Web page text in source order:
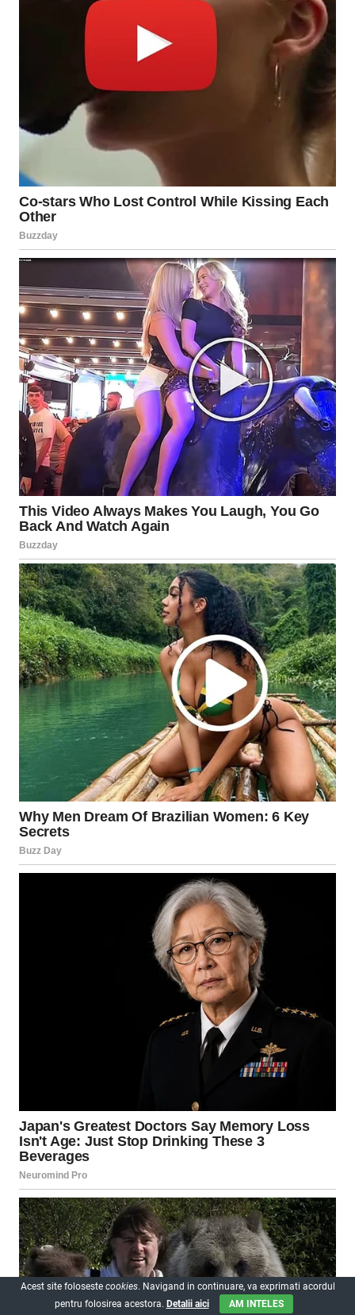
Acest site foloseste cookies. Navigand in continuare, va exprimati acordul
pentru folosirea acestora. Detalii aici AM INTELES